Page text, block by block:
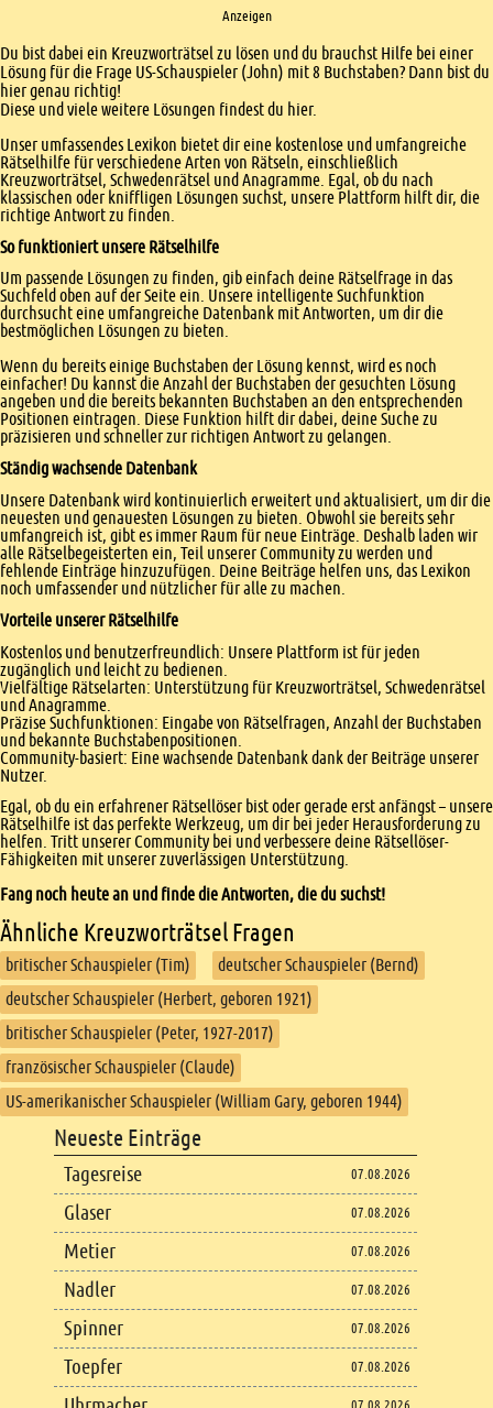
Anzeigen
Einleitung
Du bist dabei ein Kreuzworträtsel zu lösen und du brauchst Hilfe bei einer
Lösung für die Frage US-Schauspieler (John) mit 8 Buchstaben? Dann bist du
hier genau richtig!
Diese und viele weitere Lösungen findest du hier.
Unser umfassendes Lexikon bietet dir eine kostenlose und umfangreiche
Rätselhilfe für verschiedene Arten von Rätseln, einschließlich
Kreuzworträtsel, Schwedenrätsel und Anagramme. Egal, ob du nach
klassischen oder kniffligen Lösungen suchst, unsere Plattform hilft dir, die
richtige Antwort zu finden.
So funktioniert unsere Rätselhilfe
Um passende Lösungen zu finden, gib einfach deine Rätselfrage in das
Suchfeld oben auf der Seite ein. Unsere intelligente Suchfunktion
durchsucht eine umfangreiche Datenbank mit Antworten, um dir die
bestmöglichen Lösungen zu bieten.
Wenn du bereits einige Buchstaben der Lösung kennst, wird es noch
einfacher! Du kannst die Anzahl der Buchstaben der gesuchten Lösung
angeben und die bereits bekannten Buchstaben an den entsprechenden
Positionen eintragen. Diese Funktion hilft dir dabei, deine Suche zu
präzisieren und schneller zur richtigen Antwort zu gelangen.
Ständig wachsende Datenbank
Unsere Datenbank wird kontinuierlich erweitert und aktualisiert, um dir die
neuesten und genauesten Lösungen zu bieten. Obwohl sie bereits sehr
umfangreich ist, gibt es immer Raum für neue Einträge. Deshalb laden wir
alle Rätselbegeisterten ein, Teil unserer Community zu werden und
fehlende Einträge hinzuzufügen. Deine Beiträge helfen uns, das Lexikon
noch umfassender und nützlicher für alle zu machen.
Vorteile unserer Rätselhilfe
Kostenlos und benutzerfreundlich: Unsere Plattform ist für jeden
zugänglich und leicht zu bedienen.
Vielfältige Rätselarten: Unterstützung für Kreuzworträtsel, Schwedenrätsel
und Anagramme.
Präzise Suchfunktionen: Eingabe von Rätselfragen, Anzahl der Buchstaben
und bekannte Buchstabenpositionen.
Community-basiert: Eine wachsende Datenbank dank der Beiträge unserer
Nutzer.
Egal, ob du ein erfahrener Rätsellöser bist oder gerade erst anfängst – unsere
Rätselhilfe ist das perfekte Werkzeug, um dir bei jeder Herausforderung zu
helfen. Tritt unserer Community bei und verbessere deine Rätsellöser-
Fähigkeiten mit unserer zuverlässigen Unterstützung.
Fang noch heute an und finde die Antworten, die du suchst!
Ähnliche Kreuzworträtsel Fragen
britischer Schauspieler (Tim)
deutscher Schauspieler (Bernd)
deutscher Schauspieler (Herbert, geboren 1921)
britischer Schauspieler (Peter, 1927-2017)
französischer Schauspieler (Claude)
US-amerikanischer Schauspieler (William Gary, geboren 1944)
Footer content
Neueste Einträge
Tagesreise 07.08.2026
Glaser 07.08.2026
Metier 07.08.2026
Nadler 07.08.2026
Spinner 07.08.2026
Toepfer 07.08.2026